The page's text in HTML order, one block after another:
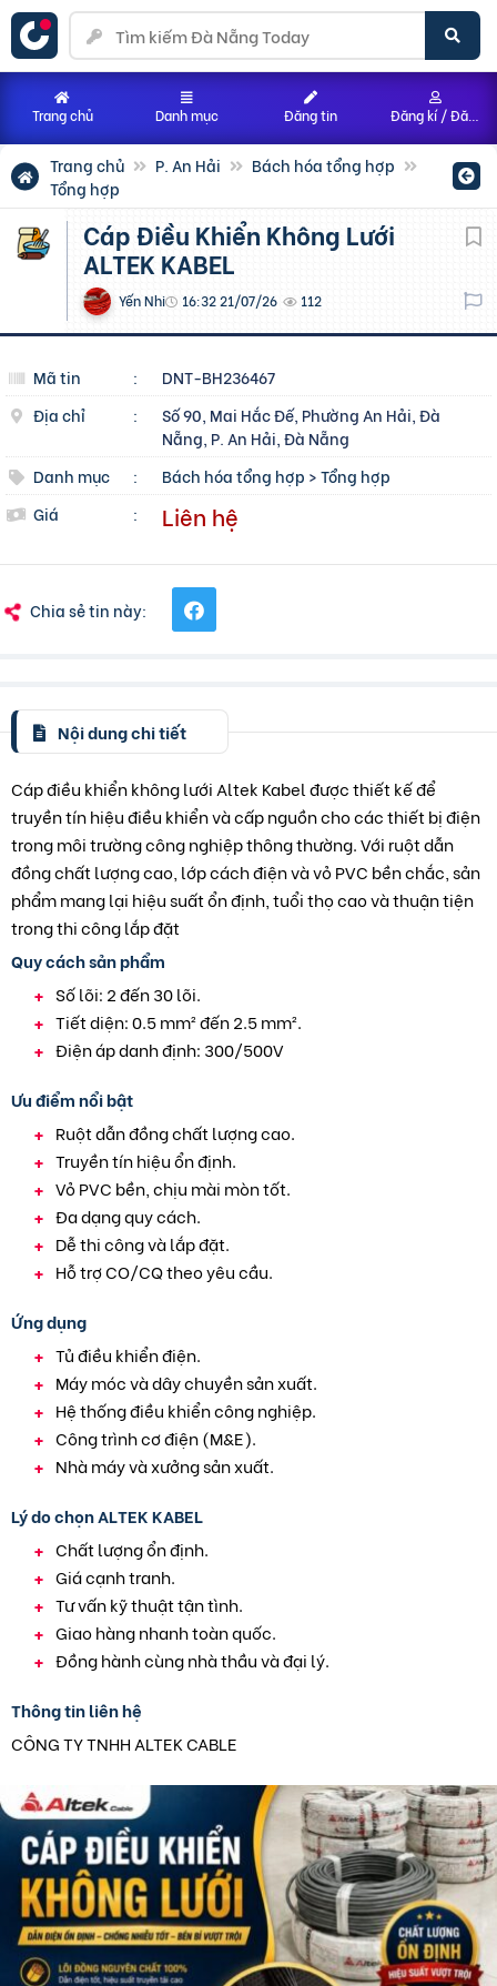
Trang chủ P. An Hải
Bách hóa tổng hợp
Tổng hợp
Cáp Điều Khiển Không Lưới
ALTEK KABEL
Yến Nhi 16:32 21/07/26 112
Mã tin :
DNT-BH236467
Địa chỉ
:
Số 90, Mai Hắc Đế, Phường An Hải, Đà
Nẵng, P. An Hải, Đà Nẵng
Danh mục
: Bách hóa tổng hợp >Tổng hợp
Giá
: Liên hệ
Chia sẻ tin này:
Nội dung chi tiết
Cáp điều khiển không lưới Altek Kabel được thiết kế để
truyền tín hiệu điều khiển và cấp nguồn cho các thiết bị điện
trong môi trường công nghiệp thông thường. Với ruột dẫn
đồng chất lượng cao, lớp cách điện và vỏ PVC bền chắc, sản
phẩm mang lại hiệu suất ổn định, tuổi thọ cao và thuận tiện
trong thi công lắp đặt
Quy cách sản phẩm
Số lõi: 2 đến 30 lõi.
Tiết diện: 0.5 mm² đến 2.5 mm².
Điện áp danh định: 300/500V
Ưu điểm nổi bật
Ruột dẫn đồng chất lượng cao.
Truyền tín hiệu ổn định.
Vỏ PVC bền, chịu mài mòn tốt.
Đa dạng quy cách.
Dễ thi công và lắp đặt.
Hỗ trợ CO/CQ theo yêu cầu.
Ứng dụng
Tủ điều khiển điện.
Máy móc và dây chuyền sản xuất.
Hệ thống điều khiển công nghiệp.
Công trình cơ điện (M&E).
Nhà máy và xưởng sản xuất.
Lý do chọn ALTEK KABEL
Chất lượng ổn định.
Giá cạnh tranh.
Tư vấn kỹ thuật tận tình.
Giao hàng nhanh toàn quốc.
Đồng hành cùng nhà thầu và đại lý.
Thông tin liên hệ
CÔNG TY TNHH ALTEK CABLE
Trang chủ Danh mục Đăng tin